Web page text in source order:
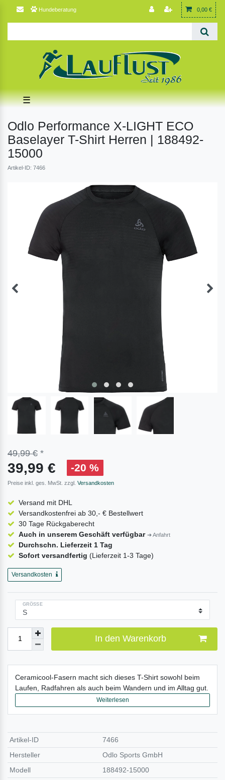
Hundeberatung 0,00 €
☰
Odlo Performance X-LIGHT ECO
Baselayer T-Shirt Herren | 188492-
15000
Artikel-ID: 7466
49,99 € *
39,99 € -20 %
Preise inkl. ges. MwSt. zzgl. Versandkosten
Versand mit DHL
Versandkostenfrei ab 30,- € Bestellwert
30 Tage Rückgaberecht
Auch in unserem Geschäft verfügbar ➔ Anfahrt
Durchschn. Lieferzeit 1 Tag
Sofort versandfertig (Lieferzeit 1-3 Tage)
Versandkosten
GRÖSSE
In den Warenkorb
Ceramicool-Fasern macht sich dieses T-Shirt sowohl beim
Laufen, Radfahren als auch beim Wandern und im Alltag gut.
Weiterlesen
Artikel-ID
7466
Hersteller
Odlo Sports GmbH
Modell
188492-15000